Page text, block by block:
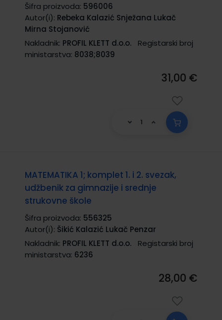
Šifra proizvoda: 596006
Autor(i): Rebeka Kalazić Snježana Lukač
Mirna Stojanović
Nakladnik: PROFIL KLETT d.o.o.
Registarski broj
ministarstva: 8038;8039
31,00 €
MATEMATIKA 1; komplet 1. i 2. svezak,
udžbenik za gimnazije i srednje
strukovne škole
Šifra proizvoda: 556325
Autor(i): Šikić Kalazić Lukač Penzar
Nakladnik: PROFIL KLETT d.o.o.
Registarski broj
ministarstva: 6236
28,00 €